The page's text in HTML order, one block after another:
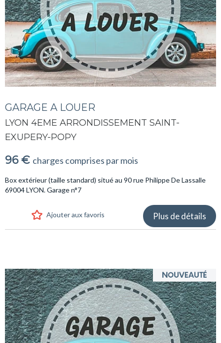
GARAGE A LOUER
LYON 4EME ARRONDISSEMENT SAINT-
EXUPERY-POPY
96 € charges comprises par mois
Box extérieur (taille standard) situé au 90 rue Philippe De Lassalle
69004 LYON. Garage n°7
Ajouter aux favoris Plus de détails